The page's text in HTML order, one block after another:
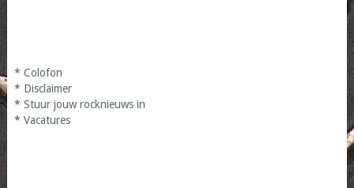
* Colofon
* Disclaimer
* Stuur jouw rocknieuws in
* Vacatures